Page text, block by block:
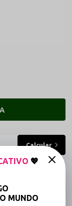
💖
MUNDO